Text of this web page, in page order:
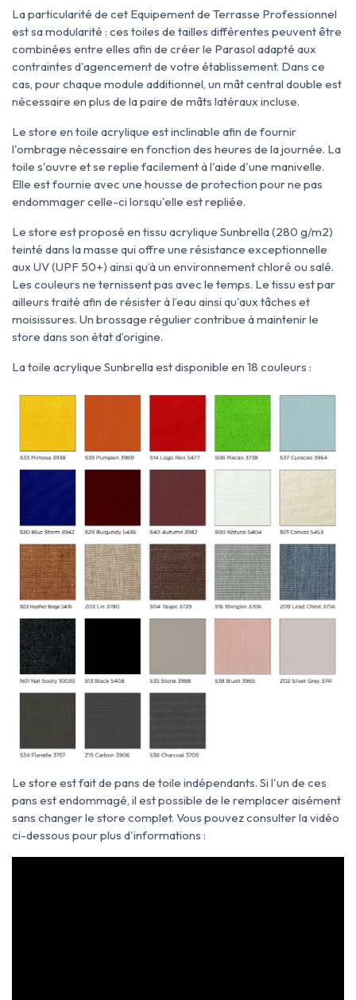
La particularité de cet Equipement de Terrasse Professionnel
est sa modularité : ces toiles de tailles différentes peuvent être
combinées entre elles afin de créer le Parasol adapté aux
contraintes d'agencement de votre établissement. Dans ce
cas, pour chaque module additionnel, un mât central double est
nécessaire en plus de la paire de mâts latéraux incluse.
Le store en toile acrylique est inclinable afin de fournir
l'ombrage nécessaire en fonction des heures de la journée. La
toile s'ouvre et se replie facilement à l'aide d'une manivelle.
Elle est fournie avec une housse de protection pour ne pas
endommager celle-ci lorsqu'elle est repliée.
Le store est proposé en tissu acrylique Sunbrella (280 g/m2)
teinté dans la masse qui offre une résistance exceptionnelle
aux UV (UPF 50+) ainsi qu’à un environnement chloré ou salé.
Les couleurs ne ternissent pas avec le temps. Le tissu est par
ailleurs traité afin de résister à l’eau ainsi qu'aux tâches et
moisissures. Un brossage régulier contribue à maintenir le
store dans son état d’origine.
La toile acrylique Sunbrella est disponible en 18 couleurs :
Le store est fait de pans de toile indépendants. Si l'un de ces
pans est endommagé, il est possible de le remplacer aisément
sans changer le store complet. Vous pouvez consulter la vidéo
ci-dessous pour plus d'informations :